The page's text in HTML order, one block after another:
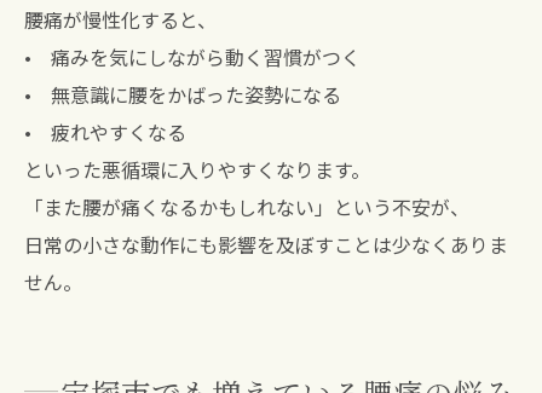
腰痛が慢性化すると、
• 痛みを気にしながら動く習慣がつく
• 無意識に腰をかばった姿勢になる
• 疲れやすくなる
といった悪循環に入りやすくなります。
「また腰が痛くなるかもしれない」という不安が、
日常の小さな動作にも影響を及ぼすことは少なくありま
せん。